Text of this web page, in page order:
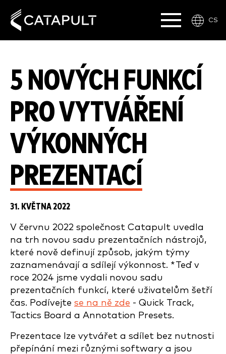
CS
5 NOVÝCH FUNKCÍ
PRO VYTVÁŘENÍ
VÝKONNÝCH
PREZENTACÍ
31. KVĚTNA 2022
V červnu 2022 společnost Catapult uvedla
na trh novou sadu prezentačních nástrojů,
které nově definují způsob, jakým týmy
zaznamenávají a sdílejí výkonnost. *Teď v
roce 2024 jsme vydali novou sadu
prezentačních funkcí, které uživatelům šetří
čas. Podívejte se na ně zde - Quick Track,
Tactics Board a Annotation Presets.
Prezentace lze vytvářet a sdílet bez nutnosti
přepínání mezi různými softwary a jsou